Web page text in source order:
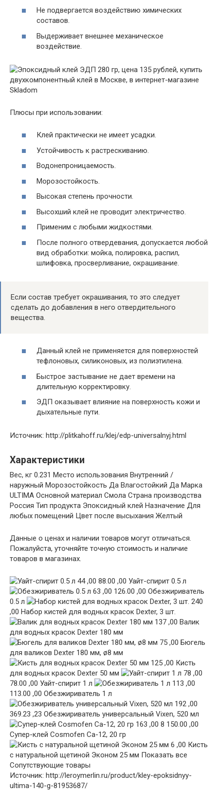
Не подвергается воздействию химических
составов.
Выдерживает внешнее механическое
воздействие.
Плюсы при использовании:
Клей практически не имеет усадки.
Устойчивость к растрескиванию.
Водонепроницаемость.
Морозостойкость.
Высокая степень прочности.
Высохший клей не проводит электричество.
Применим с любыми жидкостями.
После полного отвердевания, допускается любой
вид обработки: мойка, полировка, распил,
шлифовка, просверливание, окрашивание.
Если состав требует окрашивания, то это следует
сделать до добавления в него отвердительного
вещества.
Данный клей не применяется для поверхностей
тефлоновых, силиконовых, из полиэтилена.
Быстрое застывание не дает времени на
длительную корректировку.
ЭДП оказывает влияние на поверхность кожи и
дыхательные пути.
Источник: http://plitkahoff.ru/klej/edp-universalnyj.html
Характеристики
Вес, кг 0.231 Место использования Внутренний /
наружный Морозостойкость Да Влагостойкий Да Марка
ULTIMA Основной материал Смола Страна производства
Россия Тип продукта Эпоксидный клей Назначение Для
любых помещений Цвет после высыхания Желтый
Данные о ценах и наличии товаров могут отличаться.
Пожалуйста, уточняйте точную стоимость и наличие
товаров в магазинах.
44 ,00 88.00 ,00 Уайт-спирит 0.5 л
63 ,00 126.00 ,00 Обезжириватель
0.5 л
240
,00 Набор кистей для водных красок Dexter, 3 шт.
137 ,00 Валик
для водных красок Dexter 180 мм
75 ,00 Бюгель
для валиков Dexter 180 мм, ø8 мм
125 ,00 Кисть
для водных красок Dexter 50 мм
78 ,00
78.00 ,00 Уайт-спирит 1 л
113 ,00
113.00 ,00 Обезжириватель 1 л
192 ,00
369.23 ,23 Обезжириватель универсальный Vixen, 520 мл
163 ,00 8 150.00 ,00
Супер-клей Cosmofen Сa-12, 20 гр
6 ,00 Кисть
с натуральной щетиной Эконом 25 мм Показать все
Сопутствующие товары
Источник: http://leroymerlin.ru/product/kley-epoksidnyy-
ultima-140-g-81953687/